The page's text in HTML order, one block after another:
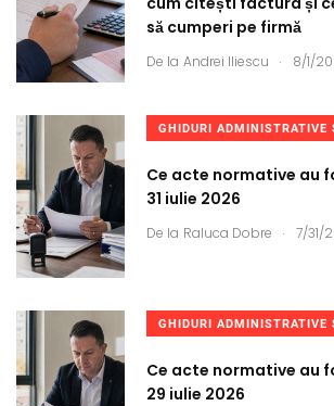
să cumperi pe firmă
De la Andrei Iliescu . 8/1/
GHIDURI ADMINISTRATIVE
Ce acte normative au
31 iulie 2026
De la Raluca Dobre . 7/31/
GHIDURI ADMINISTRATIVE
Ce acte normative au
29 iulie 2026